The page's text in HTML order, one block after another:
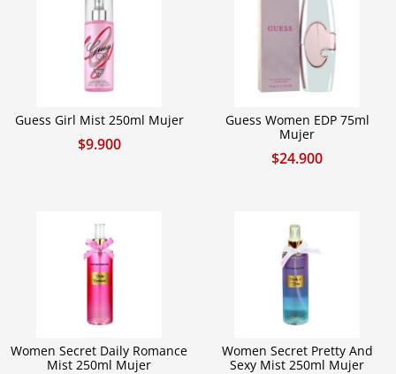
Guess Girl Mist 250ml Mujer
$9.900
Guess Women EDP 75ml
Mujer
$24.900
Women Secret Daily Romance
Mist 250ml Mujer
Women Secret Pretty And
Sexy Mist 250ml Mujer